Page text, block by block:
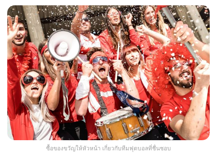
ซื้อของขวัญให้หัวหน้า เกี่ยวกับทีมฟุตบอลที่ชื่นชอบ